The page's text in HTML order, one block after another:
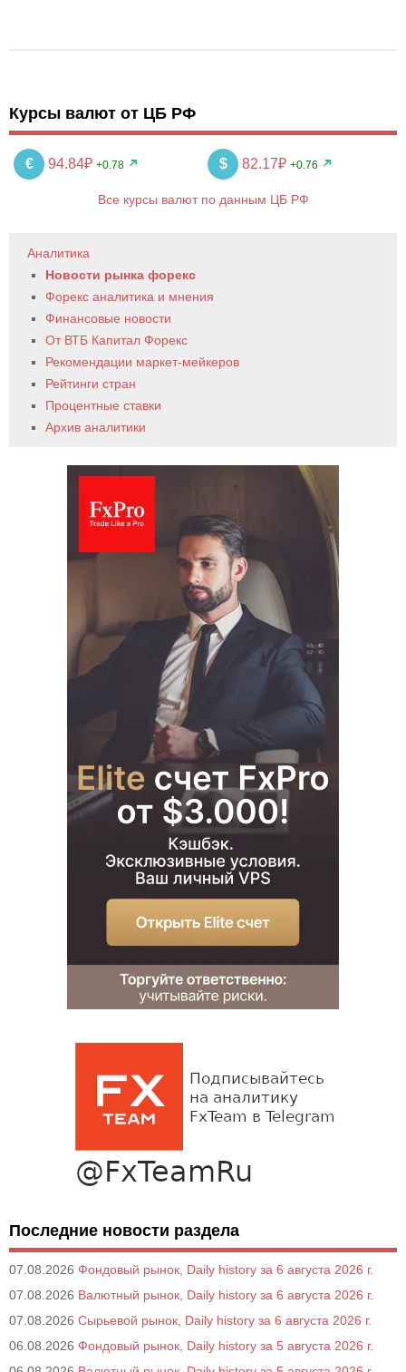
Курсы валют от ЦБ РФ
€ 94.84₽ +0.78 $ 82.17₽ +0.76
Все курсы валют по данным ЦБ РФ
Аналитика
Новости рынка форекс
Форекс аналитика и мнения
Финансовые новости
От ВТБ Капитал Форекс
Рекомендации маркет-мейкеров
Рейтинги стран
Процентные ставки
Архив аналитики
Последние новости раздела
07.08.2026 Фондовый рынок, Daily history за 6 августа 2026 г.
07.08.2026 Валютный рынок, Daily history за 6 августа 2026 г.
07.08.2026 Сырьевой рынок, Daily history за 6 августа 2026 г.
06.08.2026 Фондовый рынок, Daily history за 5 августа 2026 г.